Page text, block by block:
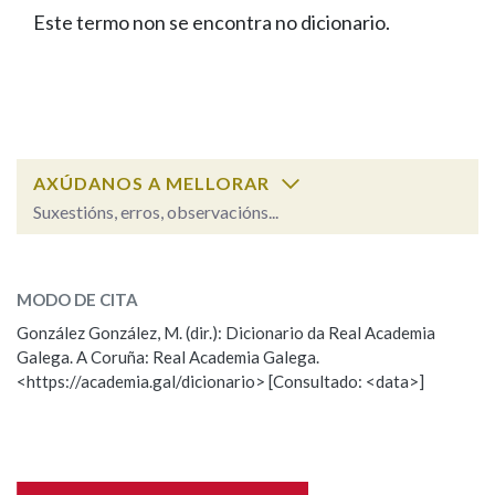
FIGURAS HOMENAXEADAS
PORTAL DAS PALABRAS
Facebook
TwitterYoutubeInstagram
Bluesky
BUSCAR NOS LEMAS
Remata por
BUSCAR NO CONTIDO
Nas definicións
Este termo non se encontra no dicionario.
AXÚDANOS A MELLORAR
Suxestións, erros, observacións...
Observación
Nome
MODO DE CITA
González González, M. (dir.): Dicionario da Real Academia
Galega. A Coruña: Real Academia Galega.
<https://academia.gal/dicionario> [Consultado: <data>]